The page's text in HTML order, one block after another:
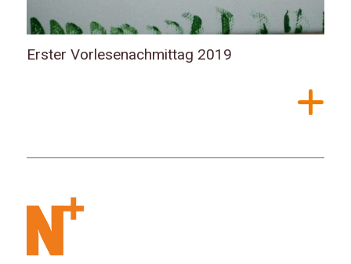
Erster Vorlesenachmittag 2019